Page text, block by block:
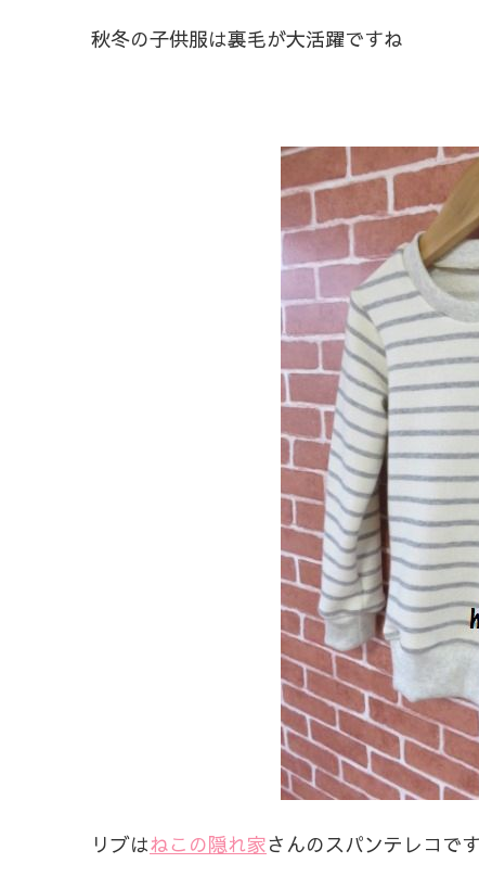
秋冬の子供服は裏毛が大活躍ですね
リブはねこの隠れ家さんのスパンテレコです